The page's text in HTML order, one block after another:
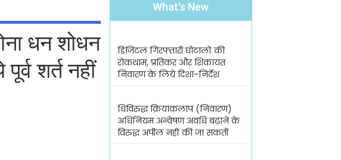
धन शोधन
शर्त नहीं
What's New
डिजिटल गिरफ्तारी घोटालों की
रोकथाम, प्रतिकर और शिकायत
निवारण के लिये दिशा-निर्देश
धिविरुद्ध क्रियाकलाप (निवारण)
अधिनियम अन्वेषण अवधि बढ़ाने के
विरुद्ध अपील नहीं की जा सकती